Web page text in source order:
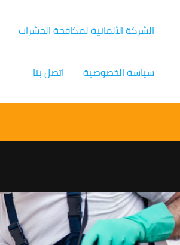
الشركة الألمانية لمكافحة الحشرات
سياسة الخصوصية اتصل بنا